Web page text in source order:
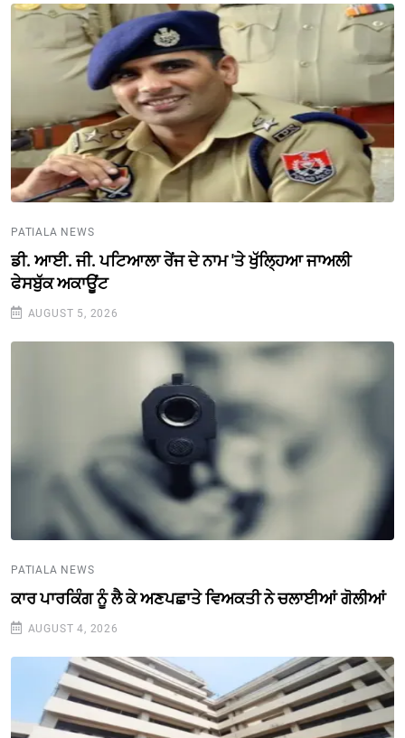
PATIALA NEWS
ਡੀ. ਆਈ. ਜੀ. ਪਟਿਆਲਾ ਰੇਂਜ ਦੇ ਨਾਮ 'ਤੇ ਖੁੱਲ੍ਹਿਆ ਜਾਅਲੀ
ਫੇਸਬੁੱਕ ਅਕਾਊਂਟ
AUGUST 5, 2026
PATIALA NEWS
ਕਾਰ ਪਾਰਕਿੰਗ ਨੂੰ ਲੈ ਕੇ ਅਣਪਛਾਤੇ ਵਿਅਕਤੀ ਨੇ ਚਲਾਈਆਂ ਗੋਲੀਆਂ
AUGUST 4, 2026